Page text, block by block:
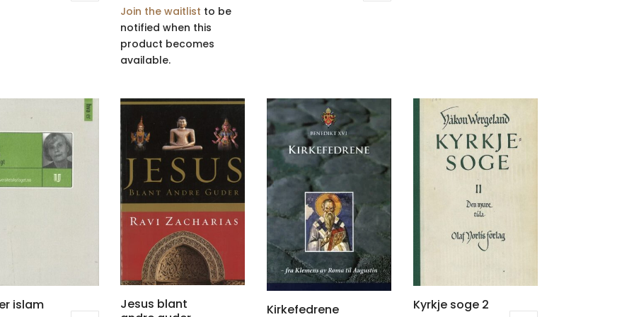
Join the waitlist to be
notified when this
product becomes
available.
islam
Jesus blant
Kirkefedrene
Kyrkje soge 2